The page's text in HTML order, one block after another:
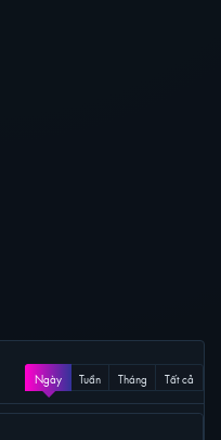
Ngày Tuần Tháng Tất cả